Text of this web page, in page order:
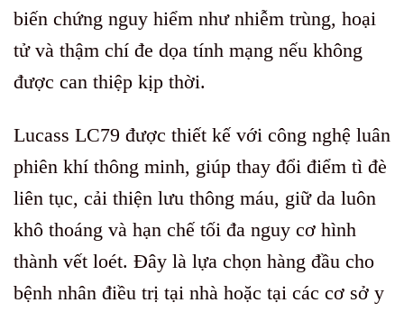
biến chứng nguy hiểm như nhiễm trùng, hoại
tử và thậm chí đe dọa tính mạng nếu không
được can thiệp kịp thời.
Lucass LC79 được thiết kế với công nghệ luân
phiên khí thông minh, giúp thay đổi điểm tì đè
liên tục, cải thiện lưu thông máu, giữ da luôn
khô thoáng và hạn chế tối đa nguy cơ hình
thành vết loét. Đây là lựa chọn hàng đầu cho
bệnh nhân điều trị tại nhà hoặc tại các cơ sở y